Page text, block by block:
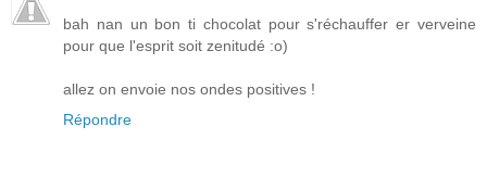
bah nan un bon ti chocolat pour s'réchauffer er verveine
pour que l'esprit soit zenitudé :o)
allez on envoie nos ondes positives !
Répondre